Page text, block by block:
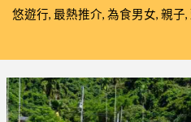
悠遊行, 最熱推介, 為食男女, 親子,